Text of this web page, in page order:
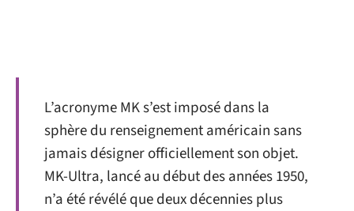
L’acronyme MK s’est imposé dans la
sphère du renseignement américain sans
jamais désigner officiellement son objet.
MK-Ultra, lancé au début des années 1950,
n’a été révélé que deux décennies plus